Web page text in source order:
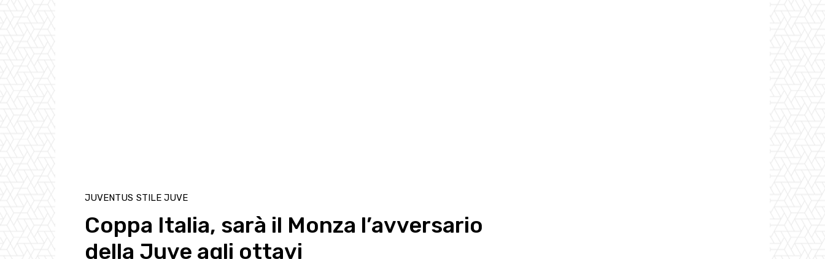
JUVENTUS STILE JUVE
Coppa Italia, sarà il Monza l’avversario
della Juve agli ottavi